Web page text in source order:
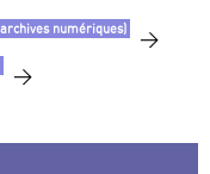
numériques) >
>